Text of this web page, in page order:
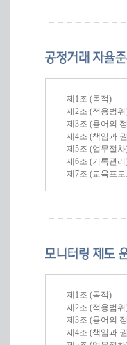
제1조 (목적)
제2조 (적용범위
제3조 (용어의
제4조 (책임과
제5조 (업무절차
제6조 (기록관리
제7조 (교육프
제1조 (목적)
제2조 (적용범위
제3조 (용어의
제4조 (책임과